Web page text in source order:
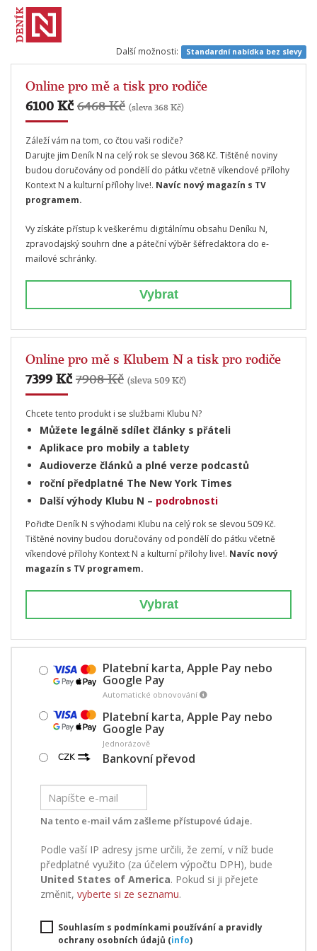
Další možnosti: Standardní nabídka bez slevy
Online pro mě a tisk pro rodiče
6100 Kč6468 Kč (sleva 368 Kč)
Záleží vám na tom, co čtou vaši rodiče?
Darujte jim Deník N na celý rok se slevou 368 Kč. Tištěné noviny
budou doručovány od pondělí do pátku včetně víkendové přílohy
Kontext N a kulturní přílohy live!. Navíc nový magazín s TV
programem.
Vy získáte přístup k veškerému digitálnímu obsahu Deníku N,
zpravodajský souhrn dne a páteční výběr šéfredaktora do e-
mailové schránky.
Vybrat
Online pro mě s Klubem N a tisk pro rodiče
7399 Kč7908 Kč (sleva 509 Kč)
Chcete tento produkt i se službami Klubu N?
Můžete legálně sdílet články s přáteli
Aplikace pro mobily a tablety
Audioverze článků a plné verze podcastů
roční předplatné The New York Times
Další výhody Klubu N – podrobnosti
Pořiďte Deník N s výhodami Klubu na celý rok se slevou 509 Kč.
Tištěné noviny budou doručovány od pondělí do pátku včetně
víkendové přílohy Kontext N a kulturní přílohy live!. Navíc nový
magazín s TV programem.
Vybrat
Platební karta, Apple Pay nebo
Google Pay
Automatické obnovování
Platební karta, Apple Pay nebo
Google Pay
Jednorázově
Bankovní převod
Na tento e-mail vám zašleme přístupové údaje.
Podle vaší IP adresy jsme určili, že zemí, v níž bude
předplatné využito (za účelem výpočtu DPH), bude
United States of America. Pokud si ji přejete
změnit, vyberte si ze seznamu.
Souhlasím s podmínkami používání a pravidly
ochrany osobních údajů (info)